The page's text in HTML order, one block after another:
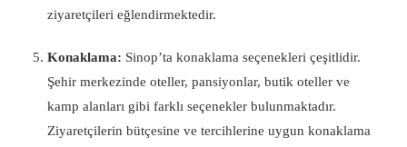
ziyaretçileri eğlendirmektedir.
Konaklama: Sinop’ta konaklama seçenekleri çeşitlidir.
Şehir merkezinde oteller, pansiyonlar, butik oteller ve
kamp alanları gibi farklı seçenekler bulunmaktadır.
Ziyaretçilerin bütçesine ve tercihlerine uygun konaklama